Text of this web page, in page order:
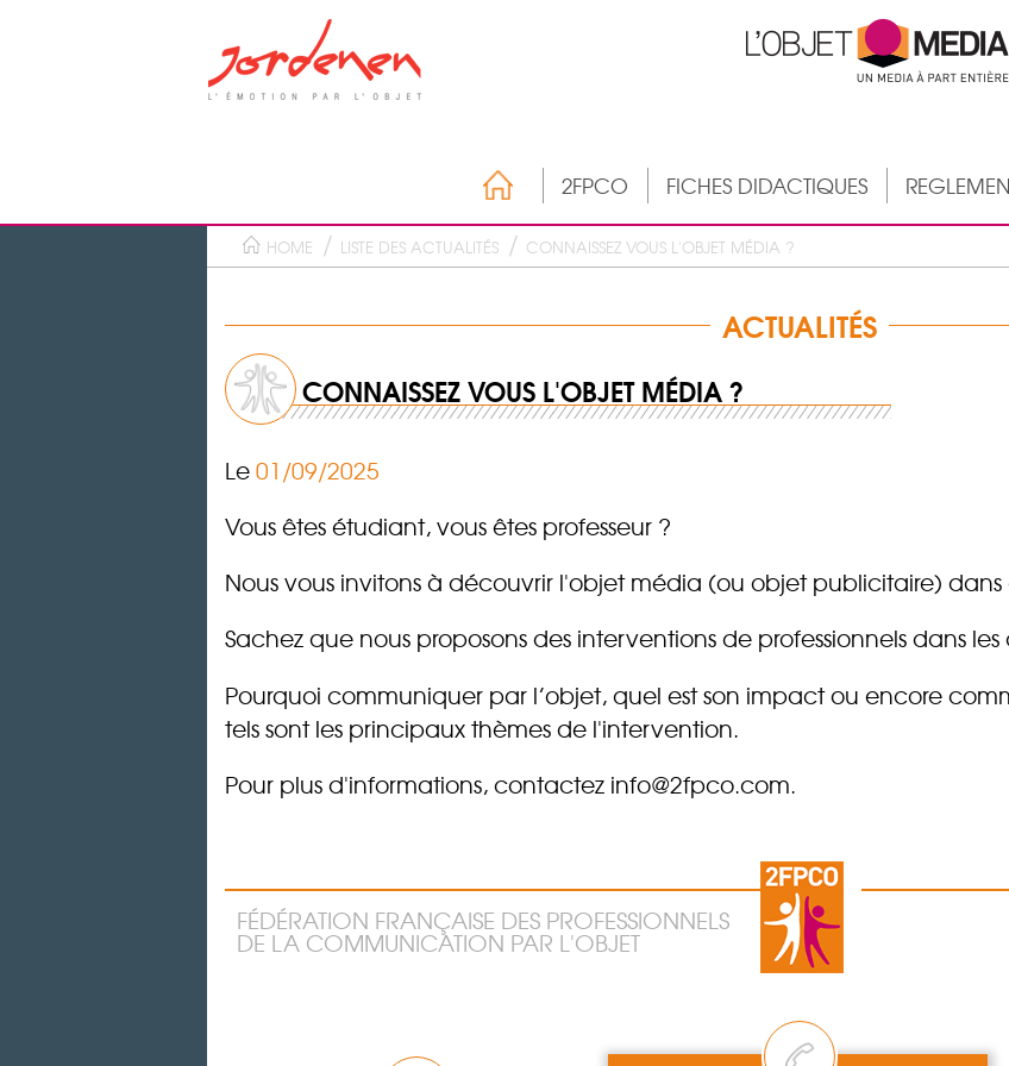
2FPCO FICHES DIDACTIQUES
HOME LISTE DES ACTUALITÉS CONNAISSEZ VOUS L'OBJET MÉDIA ?
ACTUALITÉS
CONNAISSEZ VOUS L'OBJET MÉDIA ?
Le01/09/2025
Vous êtes étudiant, vous êtes professeur ?
Nous vous invitons à découvrir l'objet média (ou objet publicitaire)
Sachez que nous proposons des interventions de professionnels dans
Pourquoi communiquer par l’objet, quel est son impact ou encore
tels sont les principaux thèmes de l'intervention.
Pour plus d'informations, contactez info@2fpco.com.
FÉDÉRATION FRANÇAISE DES PROFESSIONNELS
DE LA COMMUNICATION PAR L'OBJET